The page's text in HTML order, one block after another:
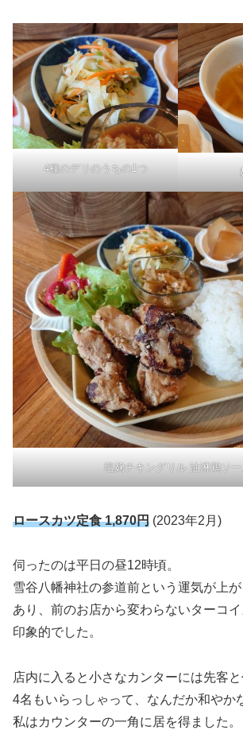
4種のデリのうちの1つ
塩麹チキングリル 油淋鶏ソー
ロースカツ定食 1,870円 (2023年2月)
伺ったのは平日の昼12時頃。
雪谷八幡神社の参道前という運気が上
あり、前のお店から変わらないターコ
印象的でした。
店内に入ると小さなカンターには先客
4名もいらっしゃって、なんだか和やか
私はカウンターの一角に居を得ました。